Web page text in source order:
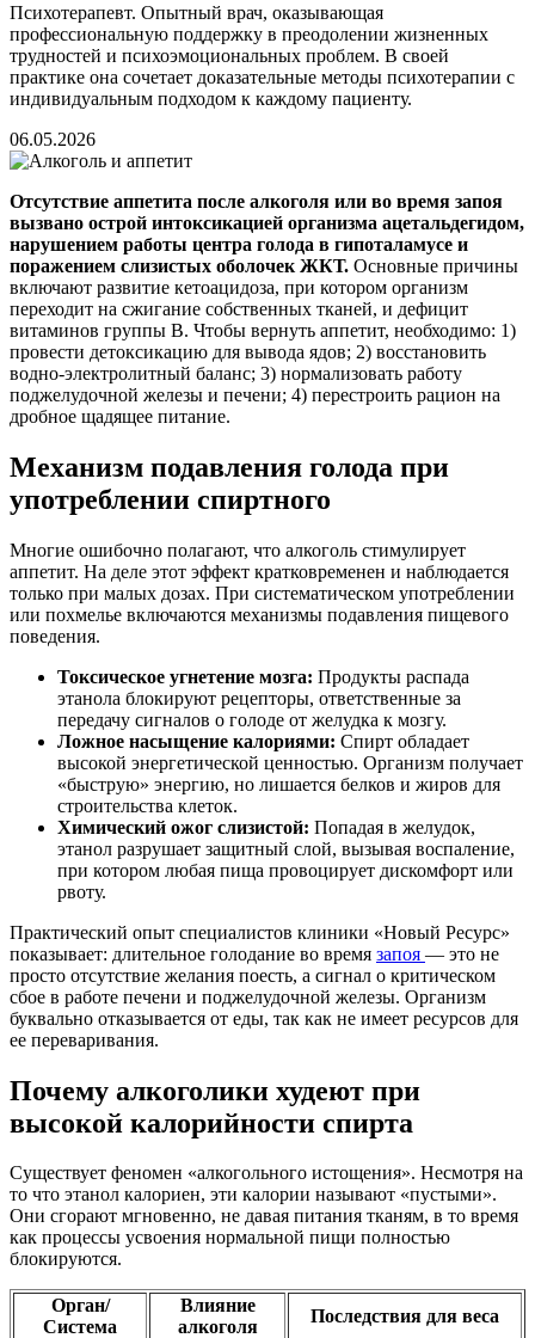
Психотерапевт. Опытный врач, оказывающая
профессиональную поддержку в преодолении жизненных
трудностей и психоэмоциональных проблем. В своей
практике она сочетает доказательные методы психотерапии с
индивидуальным подходом к каждому пациенту.
06.05.2026
Отсутствие аппетита после алкоголя или во время запоя
вызвано острой интоксикацией организма ацетальдегидом,
нарушением работы центра голода в гипоталамусе и
поражением слизистых оболочек ЖКТ. Основные причины
включают развитие кетоацидоза, при котором организм
переходит на сжигание собственных тканей, и дефицит
витаминов группы B. Чтобы вернуть аппетит, необходимо: 1)
провести детоксикацию для вывода ядов; 2) восстановить
водно-электролитный баланс; 3) нормализовать работу
поджелудочной железы и печени; 4) перестроить рацион на
дробное щадящее питание.
Механизм подавления голода при
употреблении спиртного
Многие ошибочно полагают, что алкоголь стимулирует
аппетит. На деле этот эффект кратковременен и наблюдается
только при малых дозах. При систематическом употреблении
или похмелье включаются механизмы подавления пищевого
поведения.
Токсическое угнетение мозга: Продукты распада
этанола блокируют рецепторы, ответственные за
передачу сигналов о голоде от желудка к мозгу.
Ложное насыщение калориями: Спирт обладает
высокой энергетической ценностью. Организм получает
«быструю» энергию, но лишается белков и жиров для
строительства клеток.
Химический ожог слизистой: Попадая в желудок,
этанол разрушает защитный слой, вызывая воспаление,
при котором любая пища провоцирует дискомфорт или
рвоту.
Практический опыт специалистов клиники «Новый Ресурс»
показывает: длительное голодание во время запоя — это не
просто отсутствие желания поесть, а сигнал о критическом
сбое в работе печени и поджелудочной железы. Организм
буквально отказывается от еды, так как не имеет ресурсов для
ее переваривания.
Почему алкоголики худеют при
высокой калорийности спирта
Существует феномен «алкогольного истощения». Несмотря на
то что этанол калориен, эти калории называют «пустыми».
Они сгорают мгновенно, не давая питания тканям, в то время
как процессы усвоения нормальной пищи полностью
блокируются.
Орган/
Система
Влияние
алкоголя
Последствия для веса